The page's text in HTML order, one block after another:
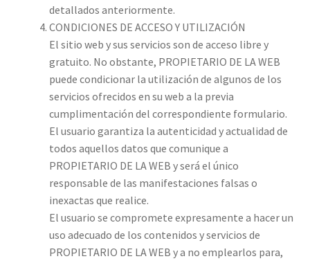
detallados anteriormente.
CONDICIONES DE ACCESO Y UTILIZACIÓN
El sitio web y sus servicios son de acceso libre y
gratuito. No obstante, PROPIETARIO DE LA WEB
puede condicionar la utilización de algunos de los
servicios ofrecidos en su web a la previa
cumplimentación del correspondiente formulario.
El usuario garantiza la autenticidad y actualidad de
todos aquellos datos que comunique a
PROPIETARIO DE LA WEB y será el único
responsable de las manifestaciones falsas o
inexactas que realice.
El usuario se compromete expresamente a hacer un
uso adecuado de los contenidos y servicios de
PROPIETARIO DE LA WEB y a no emplearlos para,